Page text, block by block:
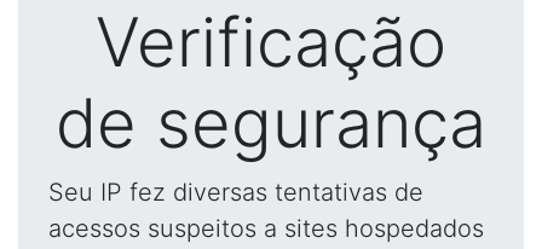
Verificação
de segurança
Seu IP fez diversas tentativas de
acessos suspeitos a sites hospedados